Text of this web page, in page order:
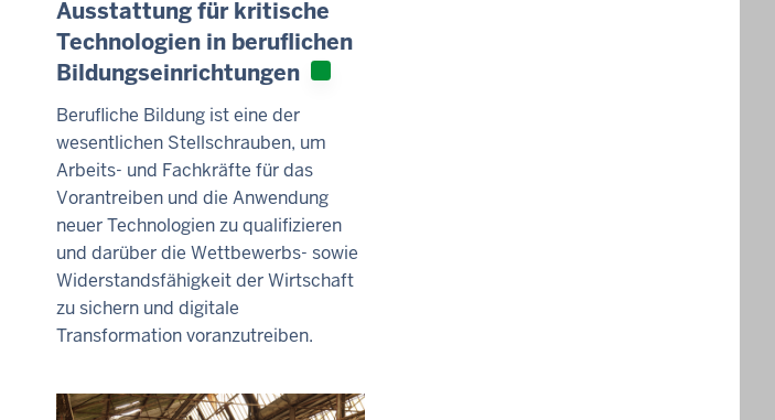
Ausstattung für kritische
Technologien in beruflichen
Bildungseinrichtungen
Berufliche Bildung ist eine der
wesentlichen Stellschrauben, um
Arbeits- und Fachkräfte für das
Vorantreiben und die Anwendung
neuer Technologien zu qualifizieren
und darüber die Wettbewerbs- sowie
Widerstandsfähigkeit der Wirtschaft
zu sichern und digitale
Transformation voranzutreiben.